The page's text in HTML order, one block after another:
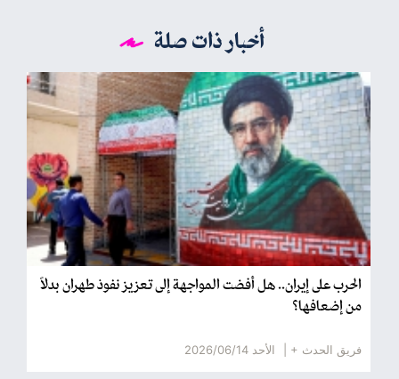
أخبار ذات صلة
الحرب على إيران.. هل أفضت المواجهة إلى تعزيز نفوذ طهران بدلاً
من إضعافها؟
فريق الحدث + | الأحد 2026/06/14